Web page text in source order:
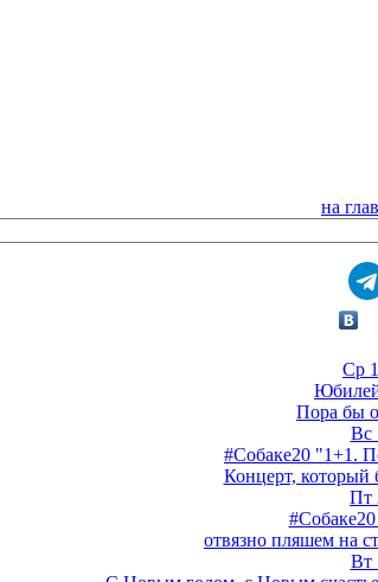
на
Ср
Пора бы
Вс
#Собаке20 "1+1.
Концерт, который
Пт
отвязно пляшем на
Вт